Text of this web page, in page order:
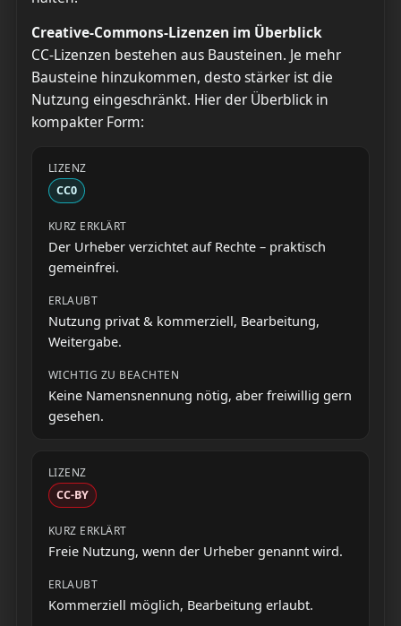
Creative-Commons-Lizenzen im Überblick
CC-Lizenzen bestehen aus Bausteinen. Je mehr
Bausteine hinzukommen, desto stärker ist die
Nutzung eingeschränkt. Hier der Überblick in
kompakter Form:
CC0
Der Urheber verzichtet auf Rechte – praktisch
gemeinfrei.
Nutzung privat & kommerziell, Bearbeitung,
Weitergabe.
Keine Namensnennung nötig, aber freiwillig gern
gesehen.
CC-BY
Freie Nutzung, wenn der Urheber genannt wird.
Kommerziell möglich, Bearbeitung erlaubt.